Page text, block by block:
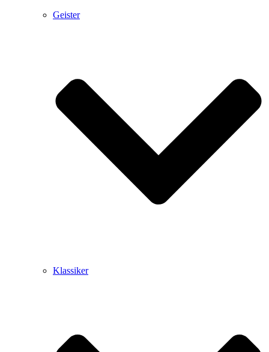
Geister
Klassiker